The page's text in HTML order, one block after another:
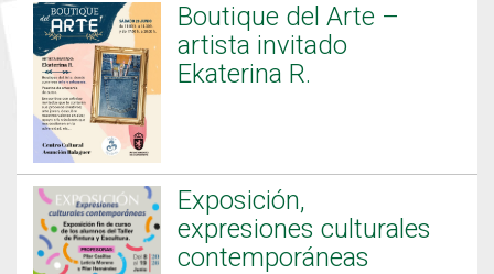
Boutique del Arte –
artista invitado
Ekaterina R.
Exposición,
expresiones culturales
contemporáneas